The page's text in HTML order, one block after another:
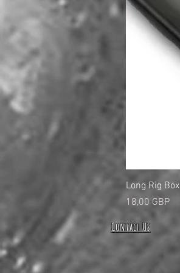
Long Rig Box
Precio
18,00 GBP
Contact Us